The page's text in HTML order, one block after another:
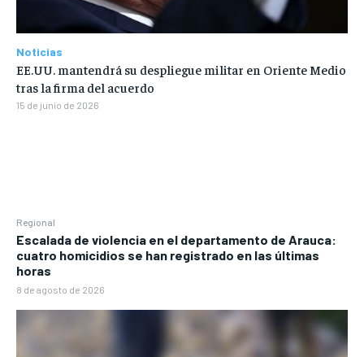
Regional
Escalada de violencia en el departamento de Arauca:
cuatro homicidios se han registrado en las últimas
horas
8 de agosto de 2026
Noticias
EE.UU. mantendrá su despliegue militar en Oriente Medio
tras la firma del acuerdo
15 de junio de 2026